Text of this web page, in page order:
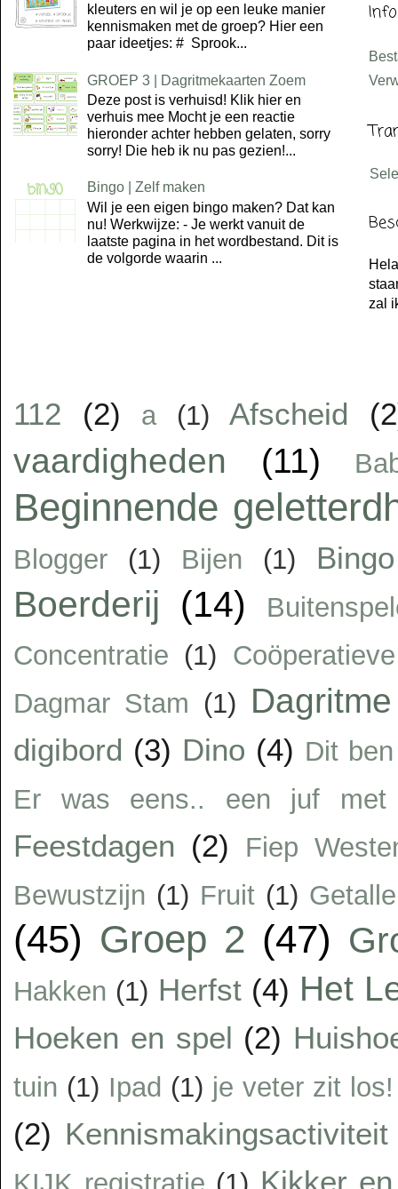
kleuters en wil je op een leuke manier
kennismaken met de groep? Hier een
paar ideetjes: # Sprook...
GROEP 3 | Dagritmekaarten Zoem
Deze post is verhuisd! Klik hier en
verhuis mee Mocht je een reactie
hieronder achter hebben gelaten, sorry
sorry! Die heb ik nu pas gezien!...
Bingo | Zelf maken
Wil je een eigen bingo maken? Dat kan
nu! Werkwijze: - Je werkt vanuit de
laatste pagina in het wordbestand. Dit is
de volgorde waarin ...
zal
112 (2) a (1) Afscheid
vaardigheden (11)
Beginnende
Blogger (1) Bijen (1) Bingo
Boerderij (14)
Concentratie (1)
Dagmar Stam (1) Dagritme
digibord (3) Dino (4) Dit
Er was eens.. een juf met
Feestdagen (2)
Fiep
Bewustzijn (1) Fruit (1)
(45) Groep 2 (47)
Hakken (1) Herfst (4) Het
Hoeken en spel (2)
tuin (1) Ipad (1) je veter zit los!
(2) Kennismakingsactiviteit
Kikker